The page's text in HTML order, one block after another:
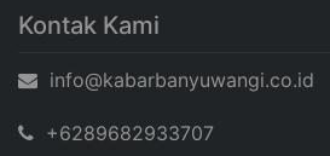
Kontak Kami
info@kabarbanyuwangi.co.id
+6289682933707